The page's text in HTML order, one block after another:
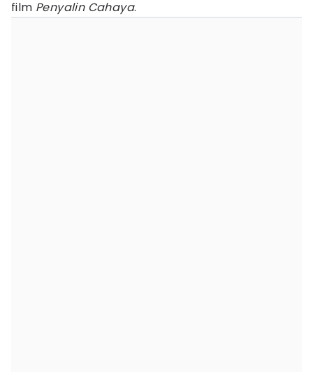
film Penyalin Cahaya.